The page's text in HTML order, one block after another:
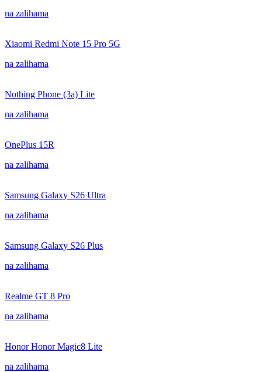
na zalihama
Xiaomi Redmi Note 15 Pro 5G
na zalihama
Nothing Phone (3a) Lite
na zalihama
OnePlus 15R
na zalihama
Samsung Galaxy S26 Ultra
na zalihama
Samsung Galaxy S26 Plus
na zalihama
Realme GT 8 Pro
na zalihama
Honor Honor Magic8 Lite
na zalihama